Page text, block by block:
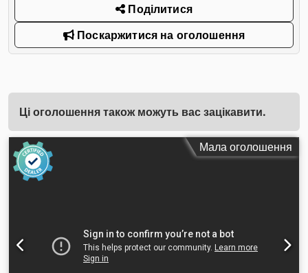
Поділитися
Поскаржитися на оголошення
Ці оголошення також можуть вас зацікавити.
Мала оголошення